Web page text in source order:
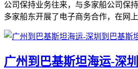
公司保持业务往来，与多家船公司保
多家船东开展了电子商务合作，在网
广州到巴基斯坦海运-深